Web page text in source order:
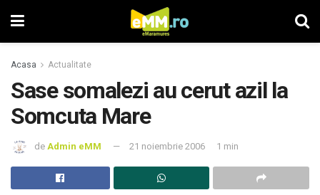
Acasa Actualitate
Sase somalezi au cerut azil la
Somcuta Mare
de Admin eMM 21 noiembrie 2006 1 min